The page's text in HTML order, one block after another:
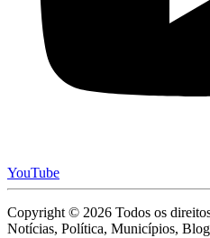
YouTube
Copyright © 2026 Todos os
Notícias, Política, Municípios,